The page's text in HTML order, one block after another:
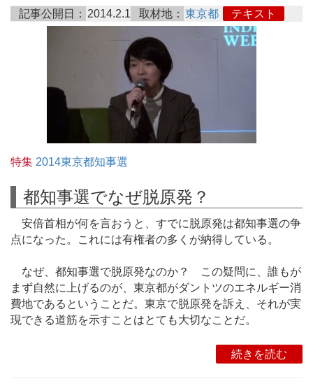
記事公開日： 2014.2.1 取材地： 東京都 テキスト
特集 2014東京都知事選
都知事選でなぜ脱原発？
安倍首相が何を言おうと、すでに脱原発は都知事選の争
点になった。これには有権者の多くが納得している。
なぜ、都知事選で脱原発なのか？ この疑問に、誰もが
まず自然に上げるのが、東京都がダントツのエネルギー消
費地であるということだ。東京で脱原発を訴え、それが実
現できる道筋を示すことはとても大切なことだ。
続きを読む